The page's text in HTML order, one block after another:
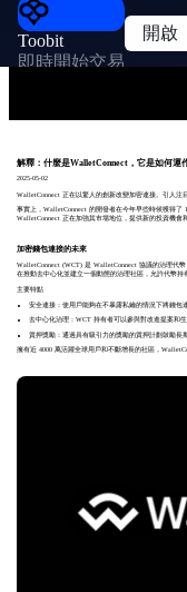
Toobit
即時開始交易
開啟
解釋：什麼是WalletConnect，它是如何運
2025-05-02
WalletConnect 正在以驚人的創新改變加密連接。引人注
事實上，WalletConnect 的開發者在今年早些時候獲得了
WalletConnect 正在加強其市場地位，提供新的投資機會
加密錢包連接的未來
WalletConnect (WCT) 是 WalletConnect 協議的治理代
在推動去中心化並建立一個動態的治理社區，允許代幣持
主要特點
安全連接：使用戶能夠在不暴露私鑰的情況下將錢包
去中心化治理：WCT 持有者可以參與對改進提案和生
質押獎勵：通過具有吸引力的獎勵的質押計劃鼓勵長
擁有近 4000 萬活躍全球用戶和不斷增長的社區，